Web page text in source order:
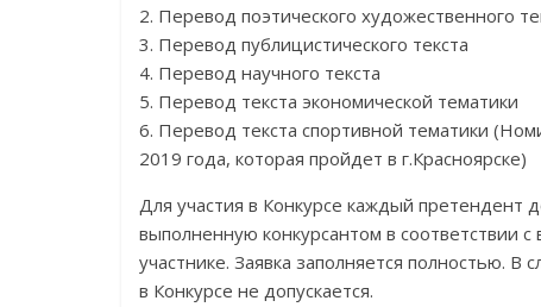
2. Перевод поэтического художественного
3. Перевод публицистического текста
4. Перевод научного текста
5. Перевод текста экономической тематики
6. Перевод текста спортивной тематики
2019 года, которая пройдет в г.Красноярске)
Для участия в Конкурсе каждый претендент
выполненную конкурсантом в
участнике. Заявка заполняется полностью. В
в Конкурсе не допускается.